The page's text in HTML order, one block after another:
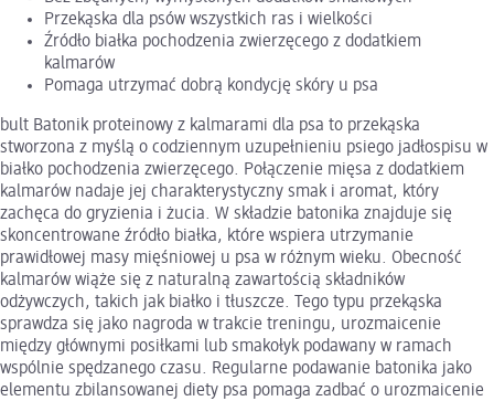
Przekąska dla psów wszystkich ras i wielkości
Źródło białka pochodzenia zwierzęcego z dodatkiem
kalmarów
Pomaga utrzymać dobrą kondycję skóry u psa
bult Batonik proteinowy z kalmarami dla psa to przekąska
stworzona z myślą o codziennym uzupełnieniu psiego jadłospisu w
białko pochodzenia zwierzęcego. Połączenie mięsa z dodatkiem
kalmarów nadaje jej charakterystyczny smak i aromat, który
zachęca do gryzienia i żucia. W składzie batonika znajduje się
skoncentrowane źródło białka, które wspiera utrzymanie
prawidłowej masy mięśniowej u psa w różnym wieku. Obecność
kalmarów wiąże się z naturalną zawartością składników
odżywczych, takich jak białko i tłuszcze. Tego typu przekąska
sprawdza się jako nagroda w trakcie treningu, urozmaicenie
między głównymi posiłkami lub smakołyk podawany w ramach
wspólnie spędzanego czasu. Regularne podawanie batonika jako
elementu zbilansowanej diety psa pomaga zadbać o urozmaicenie